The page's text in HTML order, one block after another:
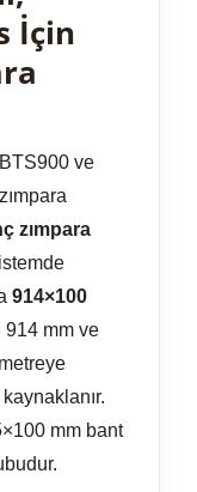
İçin
ve
zımpara
914×100
914 mm ve
mm bant